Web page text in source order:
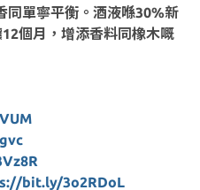
同單寧平衡。酒液喺30%新
個月，增添香料同橡木嘅
bit.ly/3o2RDoL